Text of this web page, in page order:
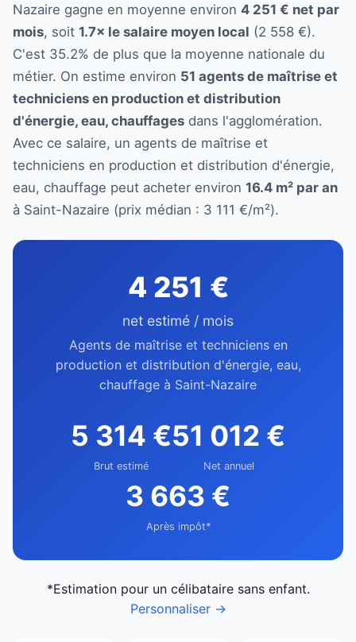
Nazaire gagne en moyenne environ 4 251 € net par
mois, soit 1.7× le salaire moyen local (2 558 €).
C'est 35.2% de plus que la moyenne nationale du
métier. On estime environ 51 agents de maîtrise et
techniciens en production et distribution
d'énergie, eau, chauffages dans l'agglomération.
Avec ce salaire, un agents de maîtrise et
techniciens en production et distribution d'énergie,
eau, chauffage peut acheter environ 16.4 m² par an
à Saint-Nazaire (prix médian : 3 111 €/m²).
4 251 €
net estimé / mois
Agents de maîtrise et techniciens en
production et distribution d'énergie, eau,
chauffage à Saint-Nazaire
5 314 €
Brut estimé
51 012 €
Net annuel
3 663 €
Après impôt*
*Estimation pour un célibataire sans enfant.
Personnaliser →